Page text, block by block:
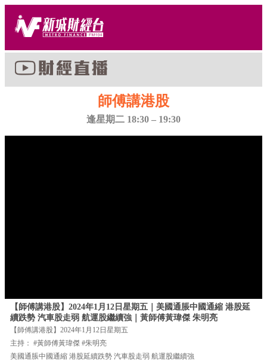
師傅講港股
逢星期二 18:30 – 19:30
【師傅講港股】2024年1月12日星期五｜美國通脹中國通縮 港股延
續跌勢 汽車股走弱 航運股繼續強｜黃師傅黃瑋傑 朱明亮
【師傅講港股】2024年1月12日星期五
主持： #黃師傅黃瑋傑 #朱明亮
美國通脹中國通縮 港股延續跌勢 汽車股走弱 航運股繼續強